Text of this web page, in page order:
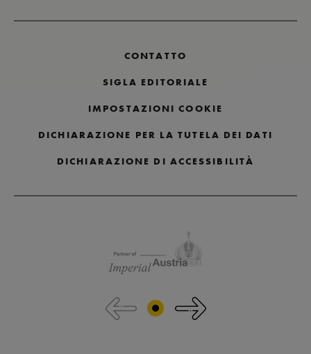
CONTATTO
SIGLA EDITORIALE
IMPOSTAZIONI COOKIE
DICHIARAZIONE PER LA TUTELA DEI DATI
DICHIARAZIONE DI ACCESSIBILITÀ